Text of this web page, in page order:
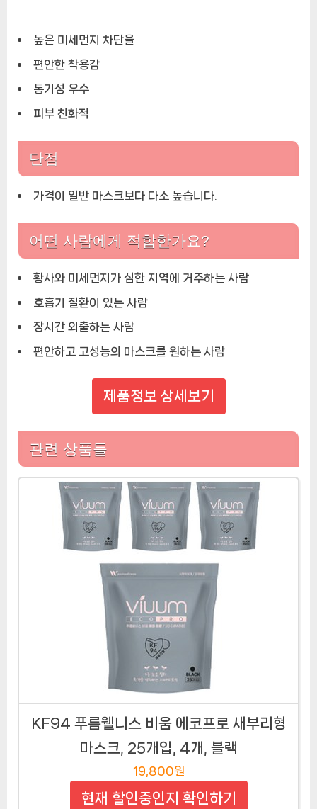
높은 미세먼지 차단율
편안한 착용감
통기성 우수
피부 친화적
단점
가격이 일반 마스크보다 다소 높습니다.
어떤 사람에게 적합한가요?
황사와 미세먼지가 심한 지역에 거주하는 사람
호흡기 질환이 있는 사람
장시간 외출하는 사람
편안하고 고성능의 마스크를 원하는 사람
제품정보 상세보기
관련 상품들
KF94 푸름웰니스 비움 에코프로 새부리형
마스크, 25개입, 4개, 블랙
19,800원
현재 할인중인지 확인하기